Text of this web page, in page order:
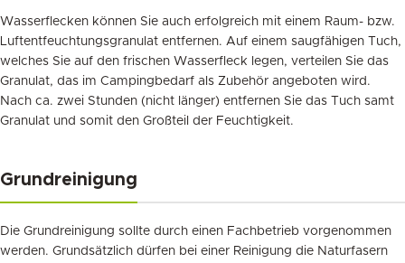
Wasserflecken können Sie auch erfolgreich mit einem Raum- bzw.
Luftentfeuchtungsgranulat entfernen. Auf einem saugfähigen Tuch,
welches Sie auf den frischen Wasserfleck legen, verteilen Sie das
Granulat, das im Campingbedarf als Zubehör angeboten wird.
Nach ca. zwei Stunden (nicht länger) entfernen Sie das Tuch samt
Granulat und somit den Großteil der Feuchtigkeit.
Grundreinigung
Die Grundreinigung sollte durch einen Fachbetrieb vorgenommen
werden. Grundsätzlich dürfen bei einer Reinigung die Naturfasern